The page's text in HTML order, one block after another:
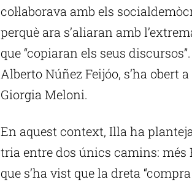
col·laborava amb els
perquè ara s’aliaran amb
que “copiaran els seus
Alberto Núñez Feijóo, s’ha obert
Giorgia Meloni.
En aquest context, Illa ha
tria entre dos únics camins:
que s’ha vist que la dreta